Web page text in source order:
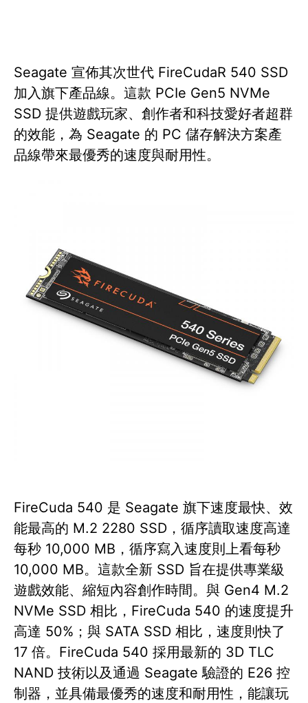
Seagate 宣佈其次世代 FireCudaR 540 SSD
加入旗下產品線。這款 PCIe Gen5 NVMe
SSD 提供遊戲玩家、創作者和科技愛好者超群
的效能，為 Seagate 的 PC 儲存解決方案產
品線帶來最優秀的速度與耐用性。
FireCuda 540 是 Seagate 旗下速度最快、效
能最高的 M.2 2280 SSD，循序讀取速度高達
每秒 10,000 MB，循序寫入速度則上看每秒
10,000 MB。這款全新 SSD 旨在提供專業級
遊戲效能、縮短內容創作時間。與 Gen4 M.2
NVMe SSD 相比，FireCuda 540 的速度提升
高達 50%；與 SATA SSD 相比，速度則快了
17 倍。FireCuda 540 採用最新的 3D TLC
NAND 技術以及通過 Seagate 驗證的 E26 控
制器，並具備最優秀的速度和耐用性，能讓玩